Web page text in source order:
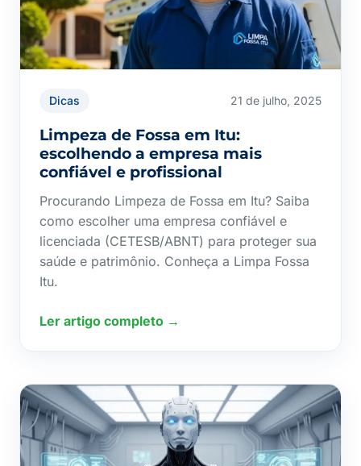
Dicas 21 de julho, 2025
Limpeza de Fossa em Itu:
escolhendo a empresa mais
confiável e profissional
Procurando Limpeza de Fossa em Itu? Saiba
como escolher uma empresa confiável e
licenciada (CETESB/ABNT) para proteger sua
saúde e patrimônio. Conheça a Limpa Fossa
Itu.
Ler artigo completo →